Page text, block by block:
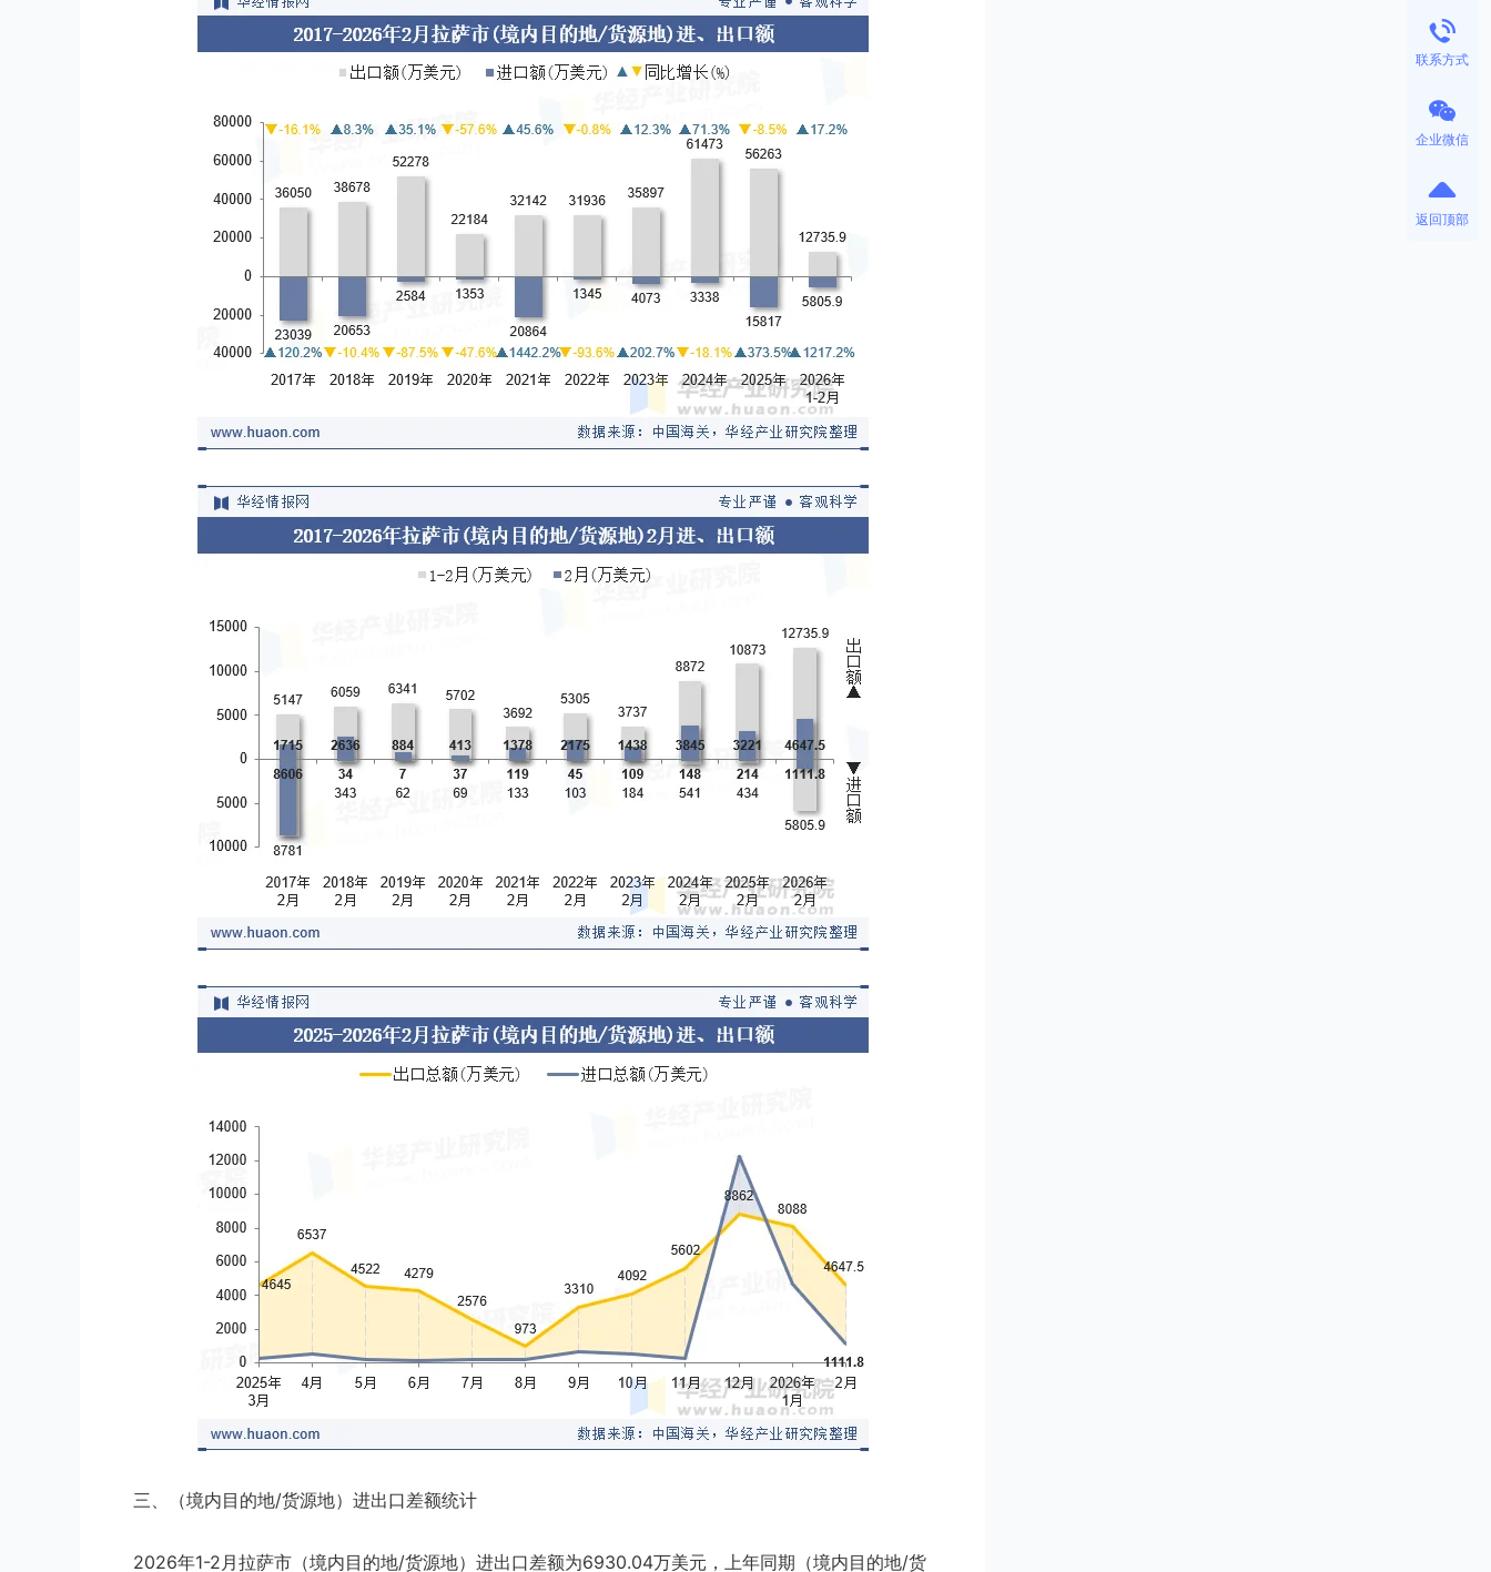
三、（境内目的地/货源地）进出口差额统计
2026年1-2月拉萨市（境内目的地/货源地）进出口差额为6930.04万美元，上年同期（境内目的地/货
联系方式
企业微信
返回顶部